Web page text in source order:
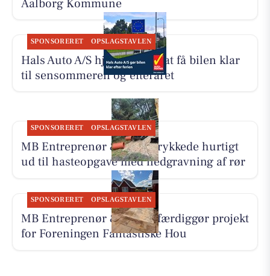
Aalborg Kommune
SPONSORERET OPSLAGSTAVLEN
Hals Auto A/S hjælper med at få bilen klar
til sensommeren og efteråret
SPONSORERET OPSLAGSTAVLEN
MB Entreprenør & Anlæg rykkede hurtigt
ud til hasteopgave med nedgravning af rør
SPONSORERET OPSLAGSTAVLEN
MB Entreprenør & Anlæg færdiggør projekt
for Foreningen Fantastiske Hou